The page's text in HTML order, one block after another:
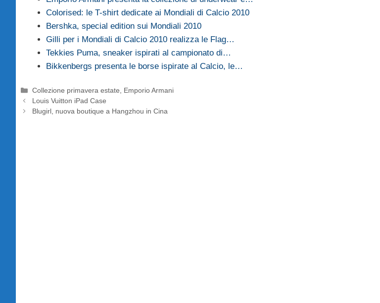
Colorised: le T-shirt dedicate ai Mondiali di Calcio 2010
Bershka, special edition sui Mondiali 2010
Gilli per i Mondiali di Calcio 2010 realizza le Flag…
Tekkies Puma, sneaker ispirati al campionato di…
Bikkenbergs presenta le borse ispirate al Calcio, le…
Categorie
Collezione primavera estate, Emporio Armani
Louis Vuitton iPad Case
Blugirl, nuova boutique a Hangzhou in Cina